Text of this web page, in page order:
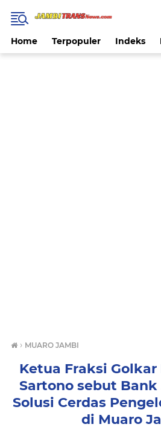
Home Terpopuler Indeks
› MUARO JAMBI
Ketua Fraksi
Sartono sebut Bank
Solusi Cerdas
di Muaro